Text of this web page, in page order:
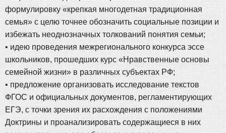
формулировку «крепкая многодетная традиционная
семья» с целю точнее обозначить социальные позиции и
избежать неоднозначных толкований понятия семьи;
• идею проведения межрегионального конкурса эссе
школьников, прошедших курс «Нравственные основы
семейной жизни» в различных субъектах РФ;
• предложение организовать исследование текстов
ФГОС и официальных документов, регламентирующих
ЕГЭ, с точки зрения их расхождения с положениями
Доктрины и проанализировать содержащиеся в них